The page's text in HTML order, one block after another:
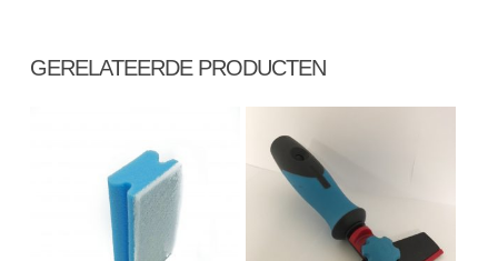
GERELATEERDE PRODUCTEN